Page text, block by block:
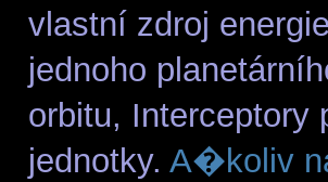
vlastní zdroj
jednoho
orbitu,
jednotky. A�koliv